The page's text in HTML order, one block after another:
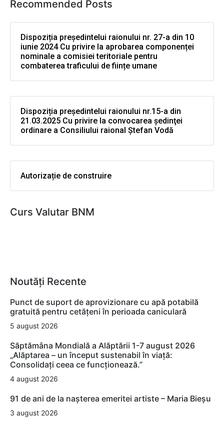
Recommended Posts
Dispoziția președintelui raionului nr. 27-a din 10
iunie 2024 Cu privire la aprobarea componenței
nominale a comisiei teritoriale pentru
combaterea traficului de ființe umane
Dispoziția președintelui raionului nr.15-a din
21.03.2025 Cu privire la convocarea şedinţei
ordinare a Consiliului raional Ştefan Vodă
Autorizație de construire
Curs Valutar BNM
Noutăți Recente
Punct de suport de aprovizionare cu apă potabilă
gratuită pentru cetățeni în perioada caniculară
5 august 2026
Săptămâna Mondială a Alăptării 1-7 august 2026
„Alăptarea – un început sustenabil în viață:
Consolidați ceea ce funcționează.”
4 august 2026
91 de ani de la nașterea emeritei artiste – Maria Bieșu
3 august 2026